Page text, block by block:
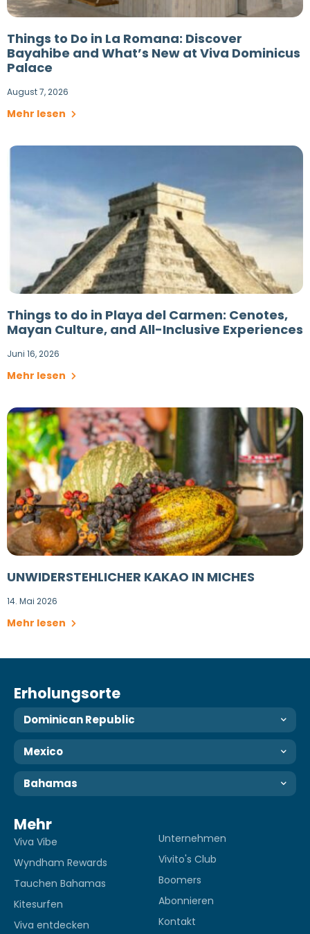
Things to Do in La Romana: Discover
Bayahibe and What’s New at Viva Dominicus
Palace
August 7, 2026
Mehr lesen
Things to do in Playa del Carmen: Cenotes,
Mayan Culture, and All-Inclusive Experiences
Juni 16, 2026
Mehr lesen
UNWIDERSTEHLICHER KAKAO IN MICHES
14. Mai 2026
Mehr lesen
Erholungsorte
Dominican Republic
Mexico
Bahamas
Mehr
Viva Vibe
Wyndham Rewards
Tauchen Bahamas
Kitesurfen
Viva entdecken
Unternehmen
Vivito's Club
Boomers
Abonnieren
Kontakt